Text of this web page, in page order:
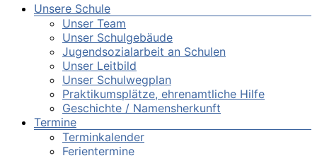
Unsere Schule
Unser Team
Unser Schulgebäude
Jugendsozialarbeit an Schulen
Unser Leitbild
Unser Schulwegplan
Praktikumsplätze, ehrenamtliche Hilfe
Geschichte / Namensherkunft
Termine
Terminkalender
Ferientermine